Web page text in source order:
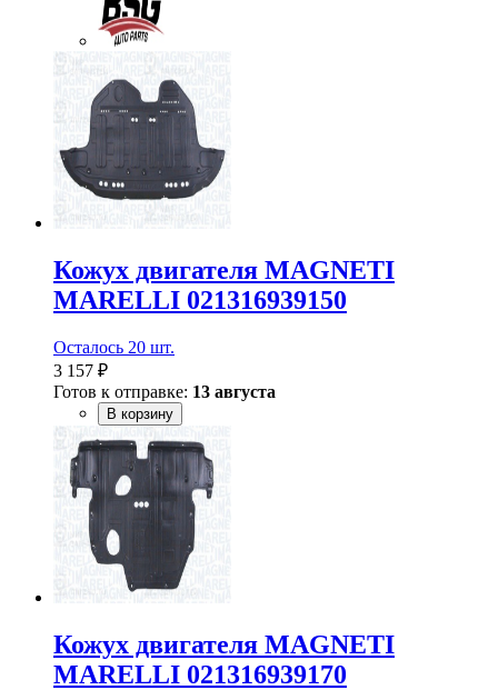
Кожух двигателя MAGNETI
MARELLI 021316939150
Осталось 20 шт.
3 157 ₽
Готов к отправке: 13 августа
В корзину
Кожух двигателя MAGNETI
MARELLI 021316939170